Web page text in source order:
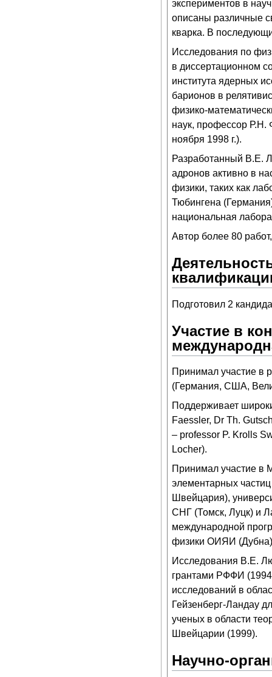
экспериментов в
описаны различные
кварка. В
Исследования по
в диссертационном
института ядерных
барионов в
физико-
наук, профессор
ноября 1998 г.).
Разработанный В.Е.
адронов активно в
физики, таких как
Тюбингена
национальная
Автор более 80
Подготовил 2
Участие в
Принимал участие в
(Германия, США,
Поддерживает
Faessler, Dr Th.
– professor P. Krolls
Locher).
Принимал участие в
элементарных
Швейцария),
СНГ (Томск, Луцк) и
международной
физики ОИЯИ (Дубна)
Исследования В.Е.
грантами РФФИ
исследований в
Гейзенберг-Ландау
ученых в области
Швейцарии (1999).
Научно-